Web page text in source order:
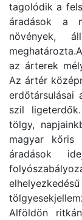
tagolódik a
áradások a
növények,
az árterek
Az ártér
erdőtársulásai
szil
tölgy,
magyar
áradások
Alföldön